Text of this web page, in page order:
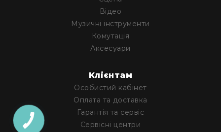
Генератори
піни
Генератори
вогню
Генератори
бульбашок
Рідина
для
генераторів
Управління
Відео
Музичні інструменти
Комутація
Аксесуари
Клієнтам
Особистий кабінет
Оплата та доставка
Гарантія та сервіс
Сервісні центри